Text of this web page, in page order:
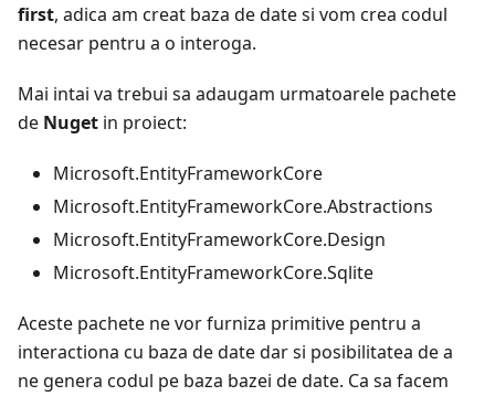
first, adica am creat baza de date si vom crea codul
necesar pentru a o interoga.
Mai intai va trebui sa adaugam urmatoarele pachete
de Nuget in proiect:
Microsoft.EntityFrameworkCore
Microsoft.EntityFrameworkCore.Abstractions
Microsoft.EntityFrameworkCore.Design
Microsoft.EntityFrameworkCore.Sqlite
Aceste pachete ne vor furniza primitive pentru a
interactiona cu baza de date dar si posibilitatea de a
ne genera codul pe baza bazei de date. Ca sa facem